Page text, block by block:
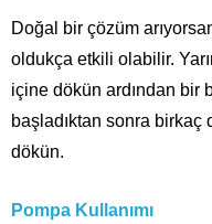
Doğal bir çözüm
oldukça etkili olabilir.
içine dökün ardından bir
başladıktan sonra
dökün.
Pompa Kullanımı